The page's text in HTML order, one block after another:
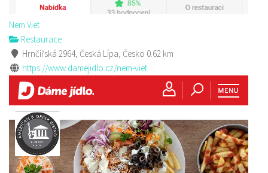
Nem Viet
Restaurace
Hrnčířská 2964, Česká Lípa, Česko 0.62 km
https://www.damejidlo.cz/nem-viet